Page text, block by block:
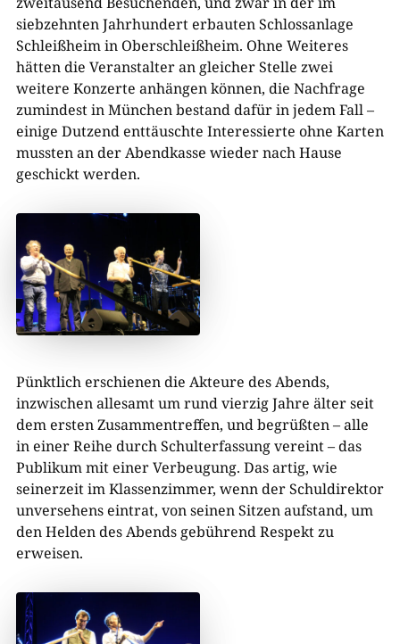
siebzehnten Jahrhundert erbauten Schlossanlage
Schleißheim in Oberschleißheim. Ohne Weiteres
hätten die Veranstalter an gleicher Stelle zwei
weitere Konzerte anhängen können, die Nachfrage
zumindest in München bestand dafür in jedem Fall –
einige Dutzend enttäuschte Interessierte ohne Karten
mussten an der Abendkasse wieder nach Hause
geschickt werden.
Pünktlich erschienen die Akteure des Abends,
inzwischen allesamt um rund vierzig Jahre älter seit
dem ersten Zusammentreffen, und begrüßten – alle
in einer Reihe durch Schulterfassung vereint – das
Publikum mit einer Verbeugung. Das artig, wie
seinerzeit im Klassenzimmer, wenn der Schuldirektor
unversehens eintrat, von seinen Sitzen aufstand, um
den Helden des Abends gebührend Respekt zu
erweisen.